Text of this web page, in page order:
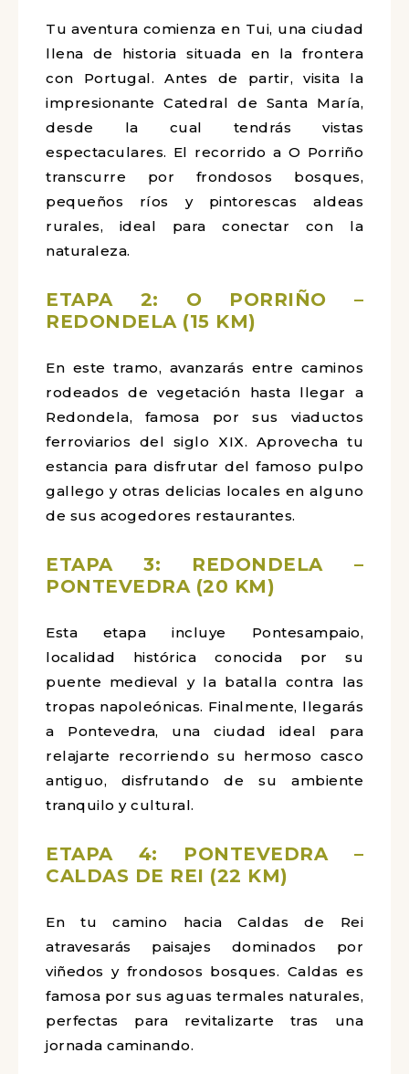
Tu aventura comienza en Tui, una ciudad
llena de historia situada en la frontera
con Portugal. Antes de partir, visita la
impresionante Catedral de Santa María,
desde la cual tendrás vistas
espectaculares. El recorrido a O Porriño
transcurre por frondosos bosques,
pequeños ríos y pintorescas aldeas
rurales, ideal para conectar con la
naturaleza.
ETAPA 2: O PORRIÑO –
REDONDELA (15 KM)
En este tramo, avanzarás entre caminos
rodeados de vegetación hasta llegar a
Redondela, famosa por sus viaductos
ferroviarios del siglo XIX. Aprovecha tu
estancia para disfrutar del famoso pulpo
gallego y otras delicias locales en alguno
de sus acogedores restaurantes.
ETAPA 3: REDONDELA –
PONTEVEDRA (20 KM)
Esta etapa incluye Pontesampaio,
localidad histórica conocida por su
puente medieval y la batalla contra las
tropas napoleónicas. Finalmente, llegarás
a Pontevedra, una ciudad ideal para
relajarte recorriendo su hermoso casco
antiguo, disfrutando de su ambiente
tranquilo y cultural.
ETAPA 4: PONTEVEDRA –
CALDAS DE REI (22 KM)
En tu camino hacia Caldas de Rei
atravesarás paisajes dominados por
viñedos y frondosos bosques. Caldas es
famosa por sus aguas termales naturales,
perfectas para revitalizarte tras una
jornada caminando.